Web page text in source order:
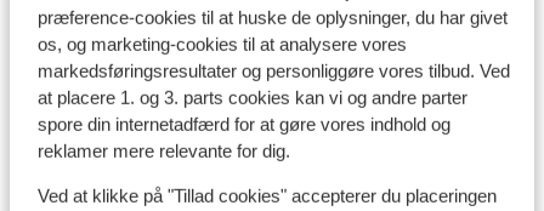
præference-cookies til at huske de oplysninger, du har givet
os, og marketing-cookies til at analysere vores
markedsføringsresultater og personliggøre vores tilbud. Ved
at placere 1. og 3. parts cookies kan vi og andre parter
spore din internetadfærd for at gøre vores indhold og
reklamer mere relevante for dig.
Ved at klikke på "Tillad cookies" accepterer du placeringen
Se
Andre overnatningssteder i Risoul